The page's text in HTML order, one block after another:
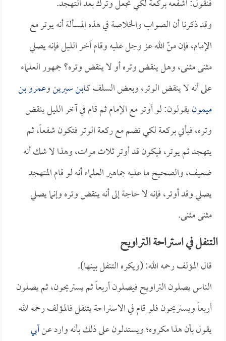
فنقول: اشفعه بركعة لكي تجعل وترك بعد التهجد.
وقد ذكرنا أن الصواب والخلاصة في هذه المسألة أنه يوتر مع
الإمام، فإن منّ الله عز وجل عليه وقام آخر الليل فإنه يصلي
مثنى مثنى، وهل ينقض وتره أو لا ينقض وتره؟ جمهور العلماء
على أنه لا ينقض الوتر، وبعض السلف كـابن سيرينوعمرو بن
ميمونيقولون: لو أوتر مع الإمام ثم قام في آخر الليل ينقض
وتره، فيأتي بركعة لكي تضم مع ركعة الوتر فتكون شفعاً، ثم
يتهجد ثم يوتر، فيكون قد أوتر ثلاث مرات، وهذا لا شك أنه
ضعيف، والصحيح ما عليه جماهير العلماء أنه لو قام المتهجد
يصلي وقد أوتر، فإنه لا حاجة إلى أنه ينقض وتره وإنما يصلي
مثنى مثنى.
التنفل في استراحة التراويح
قال المؤلف رحمه الله: (ويكره التنفل بينها).
الناس يصلون التراويح فيصلون أربعاً ثم يستريحون، ثم يصلون
أربعاً ويستريحون فلو قام في الاستراحة يتنفل فالمؤلف رحمه الله
يقول بأن هذا مكروه؛ ويستدلون على ذلك بأنه وارد عنأبي